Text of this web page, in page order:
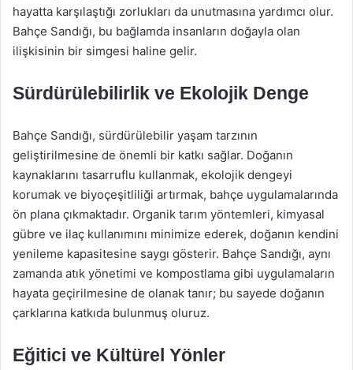
hayatta karşılaştığı zorlukları da unutmasına yardımcı olur.
Bahçe Sandığı, bu bağlamda insanların doğayla olan
ilişkisinin bir simgesi haline gelir.
Sürdürülebilirlik ve Ekolojik Denge
Bahçe Sandığı, sürdürülebilir yaşam tarzının
geliştirilmesine de önemli bir katkı sağlar. Doğanın
kaynaklarını tasarruflu kullanmak, ekolojik dengeyi
korumak ve biyoçeşitliliği artırmak, bahçe uygulamalarında
ön plana çıkmaktadır. Organik tarım yöntemleri, kimyasal
gübre ve ilaç kullanımını minimize ederek, doğanın kendini
yenileme kapasitesine saygı gösterir. Bahçe Sandığı, aynı
zamanda atık yönetimi ve kompostlama gibi uygulamaların
hayata geçirilmesine de olanak tanır; bu sayede doğanın
çarklarına katkıda bulunmuş oluruz.
Eğitici ve Kültürel Yönler